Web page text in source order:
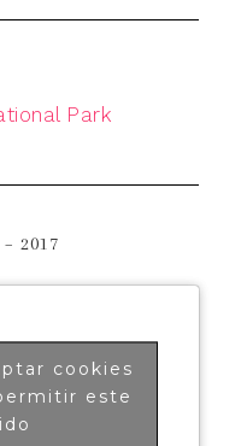
Park
2017
cookies
este